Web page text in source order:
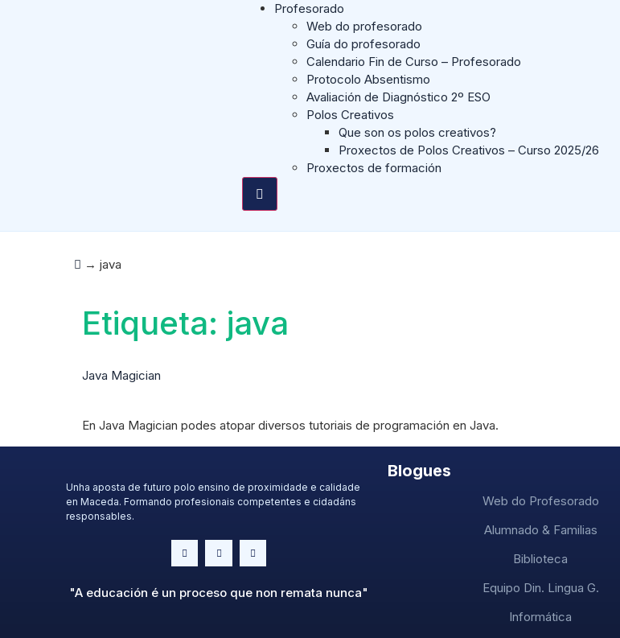
Profesorado
Web do profesorado
Guía do profesorado
Calendario Fin de Curso – Profesorado
Protocolo Absentismo
Avaliación de Diagnóstico 2º ESO
Polos Creativos
Que son os polos creativos?
Proxectos de Polos Creativos – Curso 2025/26
Proxectos de formación
→ java
Etiqueta: java
Java Magician
En Java Magician podes atopar diversos tutoriais de programación en Java.
Unha aposta de futuro polo ensino de proximidade e calidade
en Maceda. Formando profesionais competentes e cidadáns
responsables.
"A educación é un proceso que non remata nunca"
Blogues
Web do Profesorado
Alumnado & Familias
Biblioteca
Equipo Din. Lingua G.
Informática